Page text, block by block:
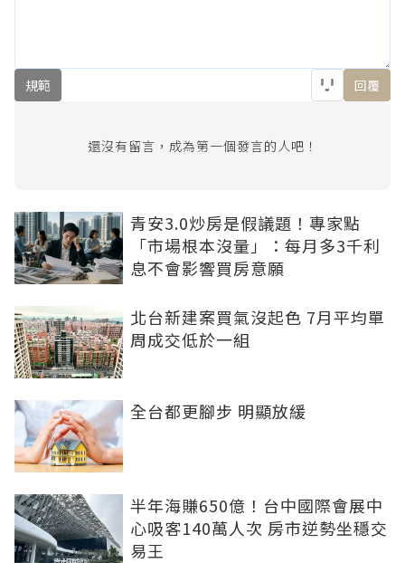
規範 回覆
還沒有留言，成為第一個發言的人吧！
青安3.0炒房是假議題！專家點
「市場根本沒量」：每月多3千利
息不會影響買房意願
北台新建案買氣沒起色 7月平均單
周成交低於一組
全台都更腳步 明顯放緩
半年海賺650億！台中國際會展中
心吸客140萬人次 房市逆勢坐穩交
易王